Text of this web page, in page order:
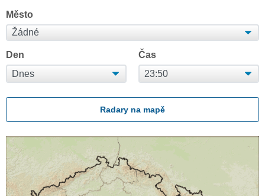
Město
Den Čas
Radary na mapě